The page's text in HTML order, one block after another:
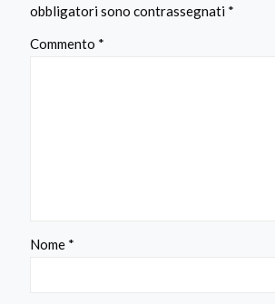
obbligatori sono contrassegnati *
Commento *
Nome *